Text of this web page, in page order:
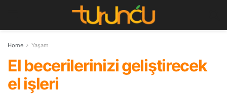
Home Yaşam
El becerilerinizi geliştirecek
el işleri